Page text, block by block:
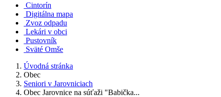
Cintorín
Digitálna mapa
Zvoz odpadu
Lekári v obci
Pustovník
Sväté Omše
Úvodná stránka
Obec
Seniori v Jarovniciach
Obec Jarovnice na súťaži "Babička...